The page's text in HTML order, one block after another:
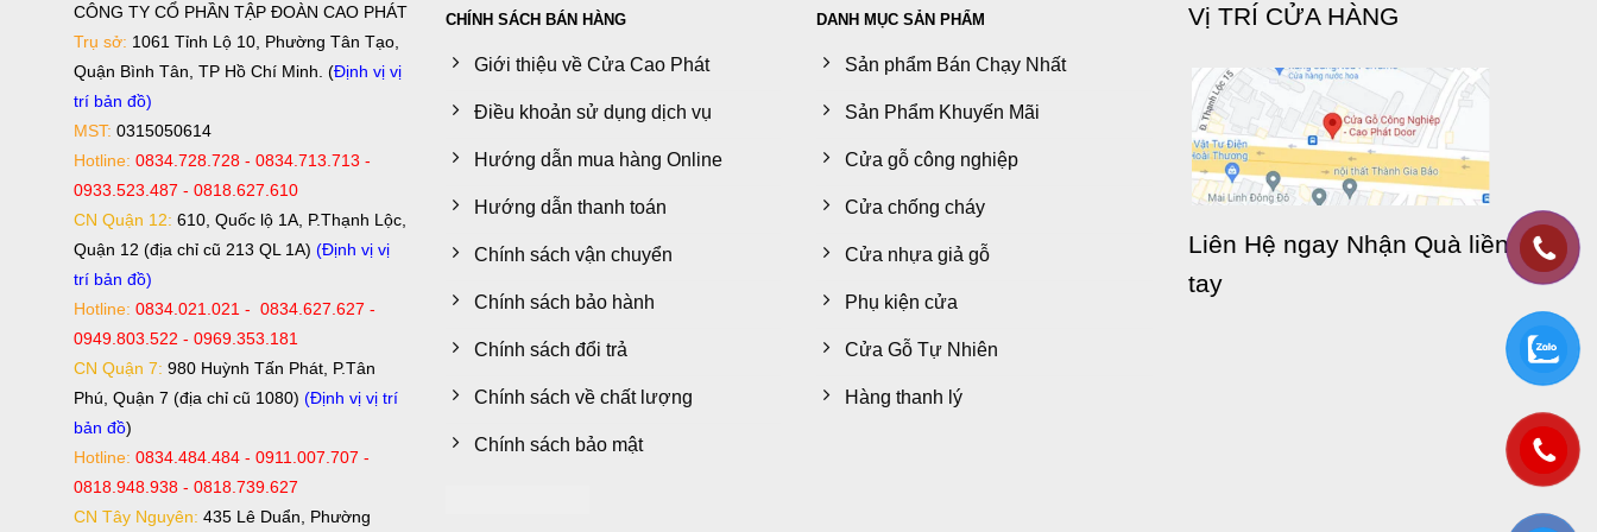
CÔNG TY CỔ PHẦN TẬP ĐOÀN CAO PHÁT
Trụ sở: 1061 Tỉnh Lộ 10, Phường Tân Tạo,
Quận Bình Tân, TP Hồ Chí Minh. (Định vị vị
trí bản đồ)
MST: 0315050614
Hotline: 0834.728.728 - 0834.713.713 -
0933.523.487 - 0818.627.610
CN Quận 12: 610, Quốc lộ 1A, P.Thạnh Lộc,
Quận 12 (địa chỉ cũ 213 QL 1A) (Định vị vị
trí bản đồ)
Hotline: 0834.021.021 - 0834.627.627 -
0949.803.522 - 0969.353.181
CN Quận 7: 980 Huỳnh Tấn Phát, P.Tân
Phú, Quận 7 (địa chỉ cũ 1080) (Định vị vị trí
bản đồ)
Hotline: 0834.484.484 - 0911.007.707 -
0818.948.938 - 0818.739.627
CN Tây Nguyên: 435 Lê Duẩn, Phường
CHÍNH SÁCH BÁN HÀNG
Giới thiệu về Cửa Cao Phát
Điều khoản sử dụng dịch vụ
Hướng dẫn mua hàng Online
Hướng dẫn thanh toán
Chính sách vận chuyển
Chính sách bảo hành
Chính sách đổi trả
Chính sách về chất lượng
Chính sách bảo mật
DANH MỤC SẢN PHẨM
Sản phẩm Bán Chạy Nhất
Sản Phẩm Khuyến Mãi
Cửa gỗ công nghiệp
Cửa chống cháy
Cửa nhựa giả gỗ
Phụ kiện cửa
Cửa Gỗ Tự Nhiên
Hàng thanh lý
Vị TRÍ CỬA HÀNG
Liên Hệ ngay Nhận Quà liền
tay